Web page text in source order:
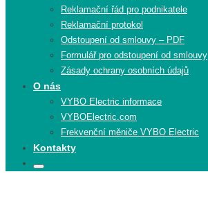
Reklamační řád pro podnikatele
Reklamační protokol
Odstoupení od smlouvy – PDF
Formulář pro odstoupení od smlouvy
Zásady ochrany osobních údajů
O nás
VYBO Electric informace
VYBOElectric.com
Frekvenční měniče VYBO Electric
Kontakty
Search
Search